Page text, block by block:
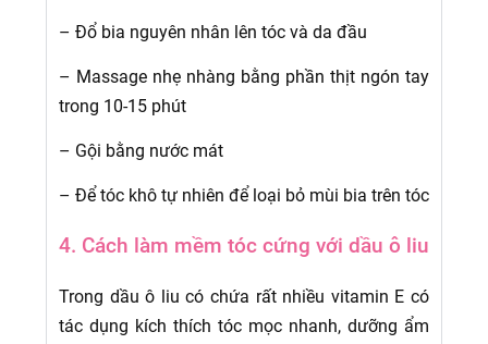
– Đổ bia nguyên nhân lên tóc và da đầu
– Massage nhẹ nhàng bằng phần thịt ngón tay
trong 10-15 phút
– Gội bằng nước mát
– Để tóc khô tự nhiên để loại bỏ mùi bia trên tóc
4. Cách làm mềm tóc cứng với dầu ô liu
Trong dầu ô liu có chứa rất nhiều vitamin E có
tác dụng kích thích tóc mọc nhanh, dưỡng ẩm